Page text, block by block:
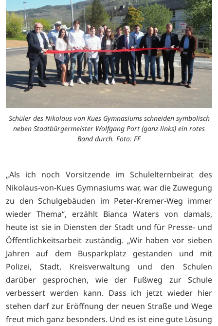
Schüler des Nikolaus von Kues Gymnasiums schneiden symbolisch
neben Stadtbürgermeister Wolfgang Port (ganz links) ein rotes
Band durch. Foto: FF
„Als ich noch Vorsitzende im Schulelternbeirat des
Nikolaus-von-Kues Gymnasiums war, war die Zuwegung
zu den Schulgebäuden im Peter-Kremer-Weg immer
wieder Thema“, erzählt Bianca Waters von damals,
heute ist sie in Diensten der Stadt und für Presse- und
Öffentlichkeitsarbeit zuständig. „Wir haben vor sieben
Jahren auf dem Busparkplatz gestanden und mit
Polizei, Stadt, Kreisverwaltung und den Schulen
darüber gesprochen, wie der Fußweg zur Schule
verbessert werden kann. Dass ich jetzt wieder hier
stehen darf zur Eröffnung der neuen Straße und Wege
freut mich ganz besonders. Und es ist eine gute Lösung